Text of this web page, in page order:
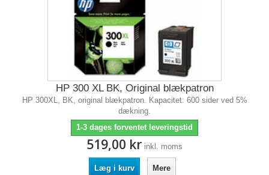
HP 300 XL BK, Original blækpatron
HP 300XL, BK, original blækpatron. Kapacitet: 600 sider ved 5%
dækning.
1-3 dages forventet leveringstid
519,00 kr inkl. moms
Læg i kurv Mere